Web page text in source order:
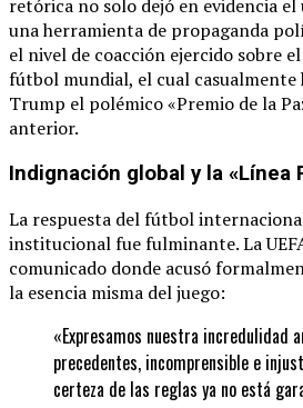
retórica no solo dejó en evidencia
una herramienta de propaganda
el nivel de coacción ejercido sobre
fútbol mundial, el cual casualmente
Trump el polémico «Premio de la
anterior.
Indignación global y la «Línea
La respuesta del fútbol
institucional fue fulminante. La
comunicado donde acusó
la esencia misma del juego:
«Expresamos nuestra incredulidad
precedentes, incomprensible e
certeza de las reglas ya no está